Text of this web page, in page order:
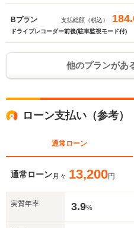
Bプラン 支払総額（税込）
ドライブレコーダー前後(駐車監視モード付)
他のプランがあ
ローン支払い（参考）
通常ローン
通常ローン月々 13,200円
実質年率 3.9%